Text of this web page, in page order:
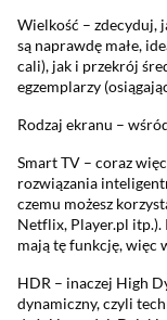
Wielkość – zdecyduj,
są naprawdę małe,
cali), jak i przekrój
egzemplarzy
Rodzaj ekranu –
Smart TV – coraz
rozwiązania
czemu możesz
Netflix, Player.pl itp.).
mają tę funkcję, więc
HDR – inaczej High
dynamiczny, czyli